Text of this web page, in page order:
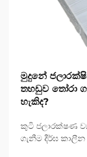
මුදුනේ
තහඩුව තෝරා
හැකිද?
කුටි ජලාරක්ෂණ
ගැනීම දීර්ඝ